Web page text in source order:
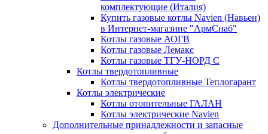
комплектующие (Италия)
Купить газовые котлы Navien (Навьен)
в Интернет-магазине "АрмСнаб"
Котлы газовые АОГВ
Котлы газовые Лемакс
Котлы газовые ТГУ-НОРД С
Котлы твердотопливные
Котлы твердотопливные Теплогарант
Котлы электрические
Котлы отопительные ГАЛАН
Котлы электрические Navien
Дополнительные принадлежности и запасные